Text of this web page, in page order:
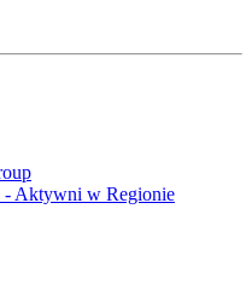
Aktywni w Regionie